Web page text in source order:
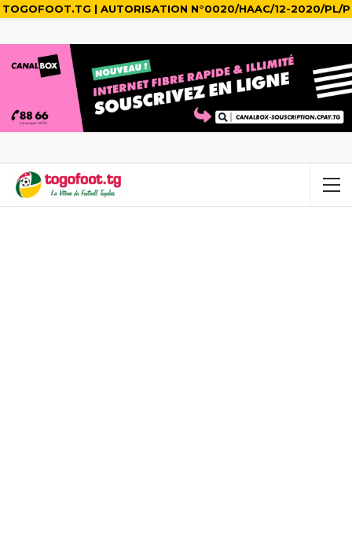
TOGOFOOT.TG | AUTORISATION N°0020/HAAC/12-2020/PL/P